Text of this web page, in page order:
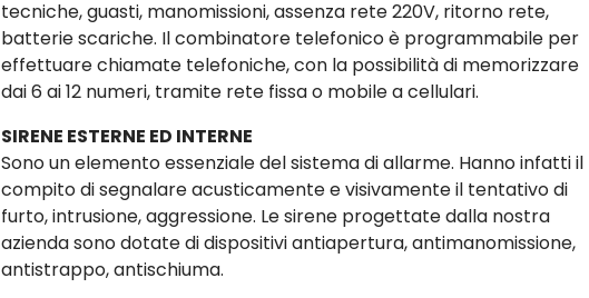
tecniche, guasti, manomissioni, assenza rete 220V, ritorno rete,
batterie scariche. Il combinatore telefonico è programmabile per
effettuare chiamate telefoniche, con la possibilità di memorizzare
dai 6 ai 12 numeri, tramite rete fissa o mobile a cellulari.
SIRENE ESTERNE ED INTERNE
Sono un elemento essenziale del sistema di allarme. Hanno infatti il
compito di segnalare acusticamente e visivamente il tentativo di
furto, intrusione, aggressione. Le sirene progettate dalla nostra
azienda sono dotate di dispositivi antiapertura, antimanomissione,
antistrappo, antischiuma.